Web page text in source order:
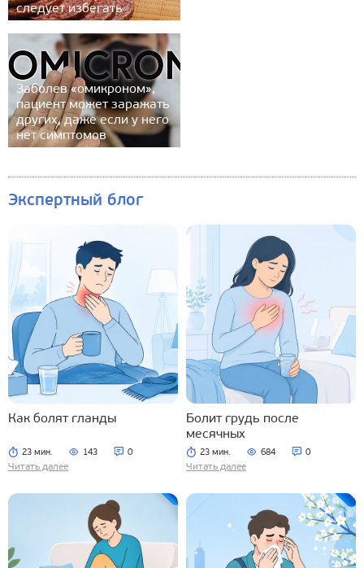
следует избегать
Заболев «омикроном»,
пациент может заражать
других, даже если у него
нет симптомов
Экспертный блог
Как болят гланды
23 мин. 143 0
Читать далее
Болит грудь после
месячных
23 мин. 684 0
Читать далее